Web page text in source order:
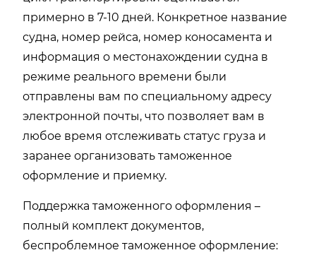
примерно в 7-10 дней. Конкретное название
судна, номер рейса, номер коносамента и
информация о местонахождении судна в
режиме реального времени были
отправлены вам по специальному адресу
электронной почты, что позволяет вам в
любое время отслеживать статус груза и
заранее организовать таможенное
оформление и приемку.
Поддержка таможенного оформления –
полный комплект документов,
беспроблемное таможенное оформление: